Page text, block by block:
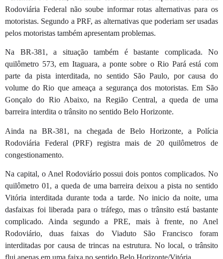
Rodoviária Federal não soube informar rotas alternativas para os
motoristas. Segundo a PRF, as alternativas que poderiam ser usadas
pelos motoristas também apresentam problemas.
Na BR-381, a situação também é bastante complicada. No
quilômetro 573, em Itaguara, a ponte sobre o Rio Pará está com
parte da pista interditada, no sentido São Paulo, por causa do
volume do Rio que ameaça a segurança dos motoristas. Em São
Gonçalo do Rio Abaixo, na Região Central, a queda de uma
barreira interdita o trânsito no sentido Belo Horizonte.
Ainda na BR-381, na chegada de Belo Horizonte, a Polícia
Rodoviária Federal (PRF) registra mais de 20 quilômetros de
congestionamento.
Na capital, o Anel Rodoviário possui dois pontos complicados. No
quilômetro 01, a queda de uma barreira deixou a pista no sentido
Vitória interditada durante toda a tarde. No inicio da noite, uma
dasfaixas foi liberada para o tráfego, mas o trânsito está bastante
complicado. Ainda segundo a PRE, mais à frente, no Anel
Rodoviário, duas faixas do Viaduto São Francisco foram
interditadas por causa de trincas na estrutura. No local, o trânsito